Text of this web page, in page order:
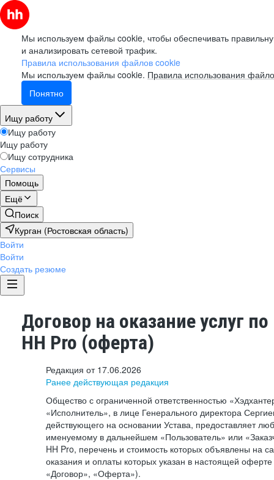
Мы используем файлы cookie, чтобы обеспечивать
и анализировать сетевой трафик.
Правила использования файлов cookie
Мы используем файлы cookie. Правила использования
Понятно
Ищу работу
Ищу работу
Ищу работу
Ищу сотрудника
Сервисы
Помощь
Ещё
Поиск
Курган (Ростовская область)
Войти
Войти
Создать резюме
Договор на оказание услуг
HH Pro (оферта)
Редакция от 17.06.2026
Ранее действующая редакция
Общество с ограниченной ответственностью
«Исполнитель», в лице Генерального директора
действующего на основании Устава, предоставляет
именуемому в дальнейшем «Пользователь» или
HH Pro, перечень и стоимость которых объявлены на
оказания и оплаты которых указан в настоящей
«Договор», «Оферта»).